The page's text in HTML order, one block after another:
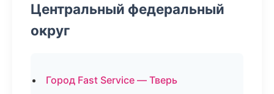
Центральный федеральный
округ
Город Fast Service — Тверь